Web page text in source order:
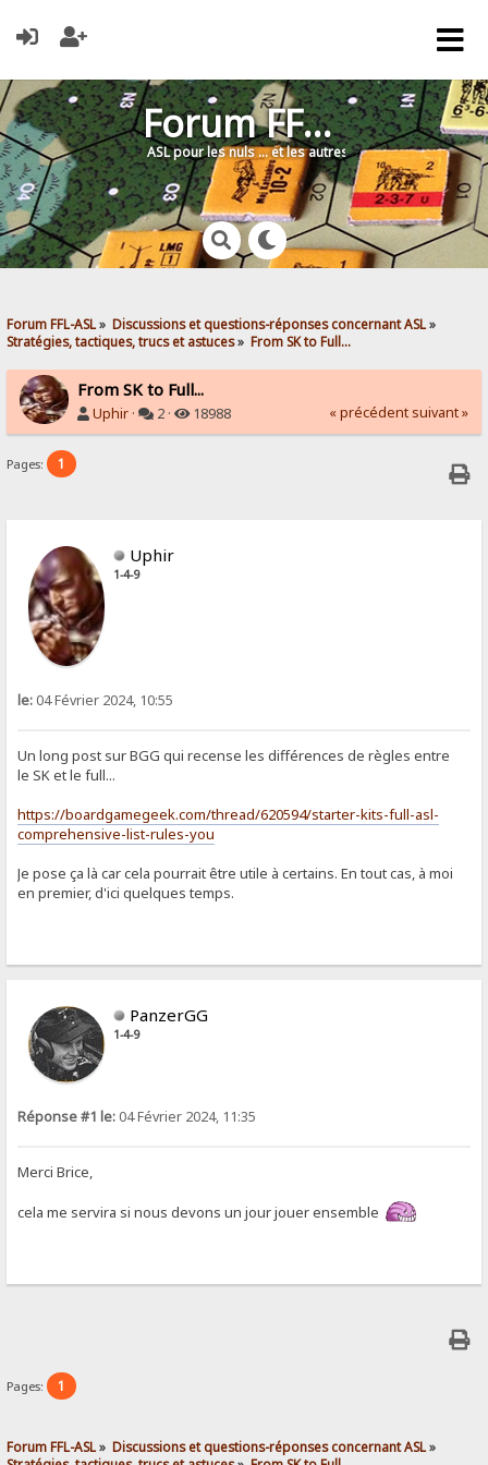
Forum FFL-ASL
ASL pour les nuls … et les autres !
Forum FFL-ASL» Discussions et questions-réponses concernant ASL»
Stratégies, tactiques, trucs et astuces» From SK to Full...
From SK to Full...
Uphir · 2 · 18988 « précédent suivant »
Pages: 1
Uphir
1-4-9
le: 04 Février 2024, 10:55
Un long post sur BGG qui recense les différences de règles entre
le SK et le full...
https://boardgamegeek.com/thread/620594/starter-kits-full-asl-
comprehensive-list-rules-you
Je pose ça là car cela pourrait être utile à certains. En tout cas, à moi
en premier, d'ici quelques temps.
PanzerGG
1-4-9
Réponse #1 le: 04 Février 2024, 11:35
Merci Brice,
cela me servira si nous devons un jour jouer ensemble
Pages: 1
Forum FFL-ASL» Discussions et questions-réponses concernant ASL»